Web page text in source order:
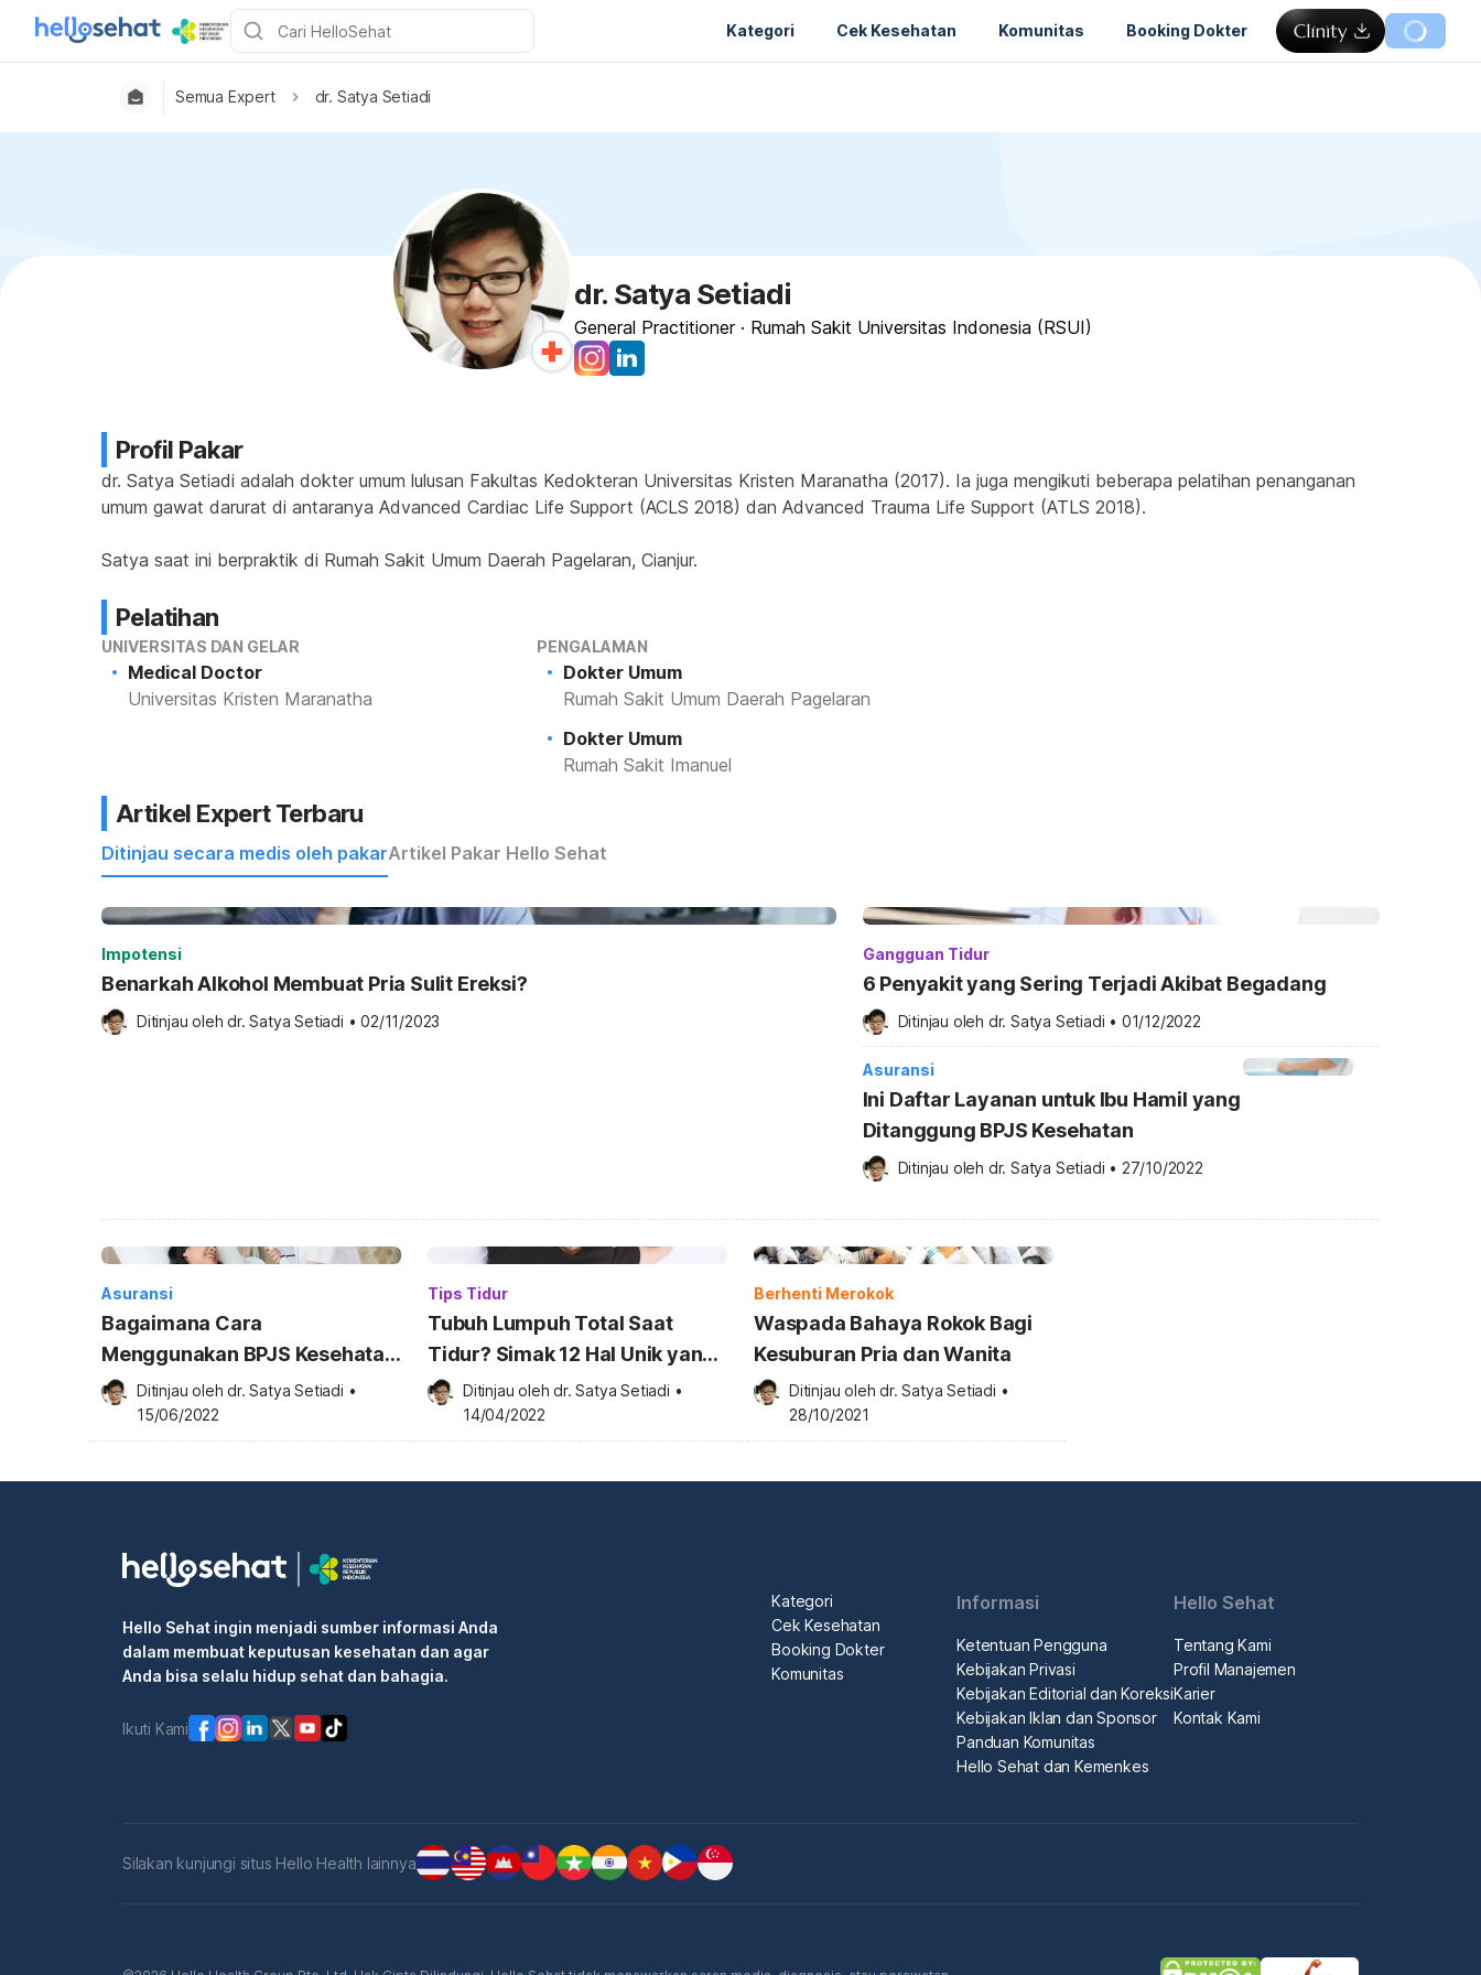
Kategori Cek Kesehatan Komunitas Booking Dokter
Semua Expert dr. Satya Setiadi
dr. Satya Setiadi
General Practitioner · Rumah Sakit Universitas Indonesia (RSUI)
Profil Pakar
dr. Satya Setiadi adalah dokter umum lulusan Fakultas Kedokteran Universitas Kristen Maranatha (2017). Ia juga mengikuti beberapa pelatihan penanganan
umum gawat darurat di antaranya Advanced Cardiac Life Support (ACLS 2018) dan Advanced Trauma Life Support (ATLS 2018).
Satya saat ini berpraktik di Rumah Sakit Umum Daerah Pagelaran, Cianjur.
Pelatihan
UNIVERSITAS DAN GELAR
Medical Doctor
Universitas Kristen Maranatha
PENGALAMAN
Dokter Umum
Rumah Sakit Umum Daerah Pagelaran
Dokter Umum
Rumah Sakit Imanuel
Artikel Expert Terbaru
Ditinjau secara medis oleh pakarArtikel Pakar Hello Sehat
Impotensi
Benarkah Alkohol Membuat Pria Sulit Ereksi?
Ditinjau oleh dr. Satya Setiadi • 02/11/2023
Gangguan Tidur
6 Penyakit yang Sering Terjadi Akibat Begadang
Ditinjau oleh dr. Satya Setiadi • 01/12/2022
Asuransi
Ini Daftar Layanan untuk Ibu Hamil yang
Ditanggung BPJS Kesehatan
Ditinjau oleh dr. Satya Setiadi • 27/10/2022
Asuransi
Bagaimana Cara
Menggunakan BPJS Kesehatan
untuk Rawat Inap?
Ditinjau oleh dr. Satya Setiadi •
15/06/2022
Tips Tidur
Tubuh Lumpuh Total Saat
Tidur? Simak 12 Hal Unik yang
Dilakukan Tubuh Selama Tidur
Ditinjau oleh dr. Satya Setiadi •
14/04/2022
Berhenti Merokok
Waspada Bahaya Rokok Bagi
Kesuburan Pria dan Wanita
Ditinjau oleh dr. Satya Setiadi •
28/10/2021
Hello Sehat ingin menjadi sumber informasi Anda
dalam membuat keputusan kesehatan dan agar
Anda bisa selalu hidup sehat dan bahagia.
Ikuti Kami
Kategori
Cek Kesehatan
Booking Dokter
Komunitas
Informasi
Ketentuan Pengguna
Kebijakan Privasi
Kebijakan Editorial dan Koreksi
Kebijakan Iklan dan Sponsor
Panduan Komunitas
Hello Sehat dan Kemenkes
Hello Sehat
Tentang Kami
Profil Manajemen
Karier
Kontak Kami
Silakan kunjungi situs Hello Health lainnya